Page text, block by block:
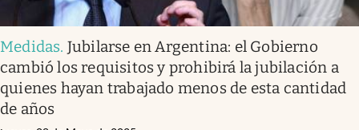
Medidas. Jubilarse en Argentina: el Gobierno
cambió los requisitos y prohibirá la jubilación a
quienes hayan trabajado menos de esta cantidad
de años